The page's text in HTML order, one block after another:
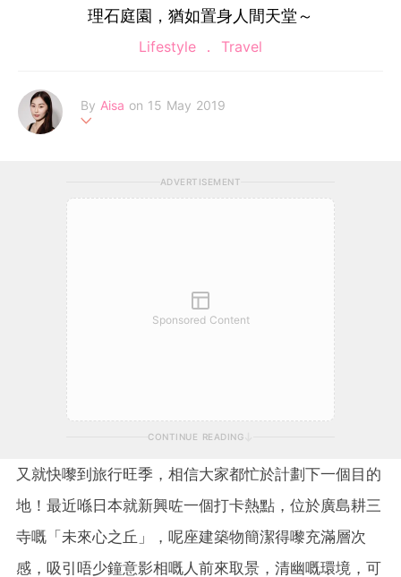
理石庭園，猶如置身人間天堂～
Lifestyle Travel
By Aisa on 15 May 2019
ADVERTISEMENT
Sponsored Content
CONTINUE READING
又就快嚟到旅行旺季，相信大家都忙於計劃下一個目的
地！最近喺日本就新興咗一個打卡熱點，位於廣島耕三
寺嘅「未來心之丘」，呢座建築物簡潔得嚟充滿層次
感，吸引唔少鐘意影相嘅人前來取景，清幽嘅環境，可